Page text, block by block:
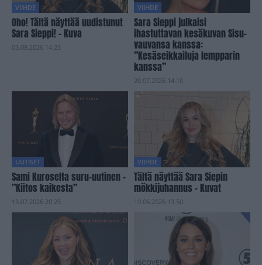
VIIHDE
Oho! Tältä näyttää uudistunut
Sara Sieppi! – Kuva
03.08.2026 14.25
VIIHDE
Sara Sieppi julkaisi
ihastuttavan kesäkuvan Sisu-
vauvansa kanssa:
”Kesäseikkailuja lempparin
kanssa”
20.07.2026 14.10
UUTISET
Sami Kuroselta suru-uutinen –
”Kiitos kaikesta”
13.07.2026 20.25
VIIHDE
Tältä näyttää Sara Siepin
mökkijuhannus – Kuvat
19.06.2026 13.50